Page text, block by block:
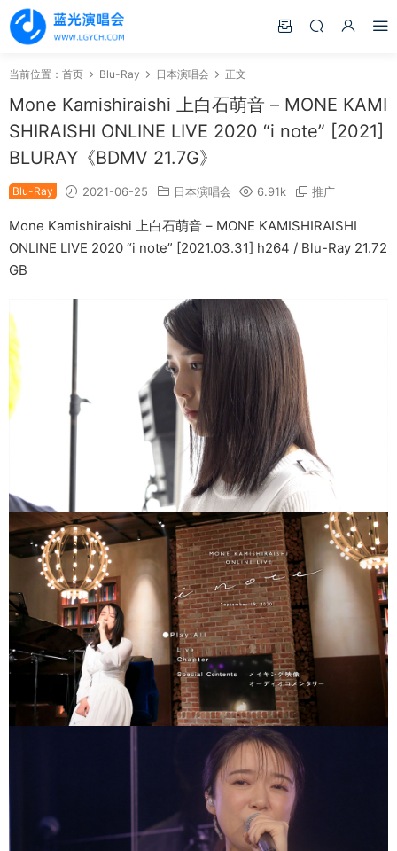
当前位置： 首页 Blu-Ray 日本演唱会 正文
Mone Kamishiraishi 上白石萌音 – MONE KAMI
SHIRAISHI ONLINE LIVE 2020 “i note” [2021]
BLURAY《BDMV 21.7G》
Blu-Ray 2021-06-25 日本演唱会 6.91k 推广
Mone Kamishiraishi 上白石萌音 – MONE KAMISHIRAISHI
ONLINE LIVE 2020 “i note” [2021.03.31] h264 / Blu-Ray 21.72
GB